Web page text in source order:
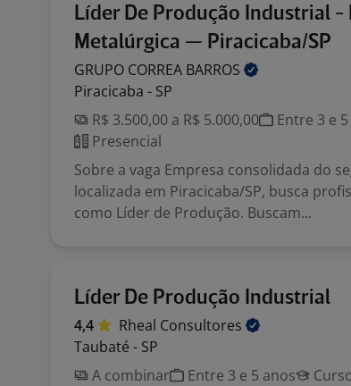
Líder De Produção Industrial -
Metalúrgica — Piracicaba/SP
GRUPO CORREA BARROS
Piracicaba - SP
R$ 3.500,00 a R$ 5.000,00
Entre 3 e
Presencial
Sobre a vaga Empresa consolidada do
localizada em Piracicaba/SP, busca
como Líder de Produção. Buscam...
Líder De Produção Industrial
4,4 Rheal Consultores
Taubaté - SP
A combinar
Entre 3 e 5 anos